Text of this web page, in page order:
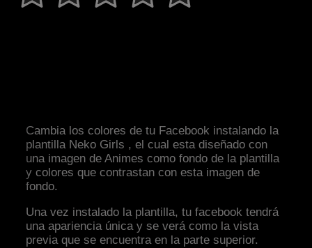
Cambia los colores de tu Facebook instalando la
plantilla Neko Girls , el cual esta diseñado con
una imagen de Animes como fondo de la plantilla
y colores que contrastan con esta imagen de
fondo.
Una vez instalado la plantilla, tu facebook tendrá
una apariencia única y se verá como la vista
previa que se encuentra en la parte superior.